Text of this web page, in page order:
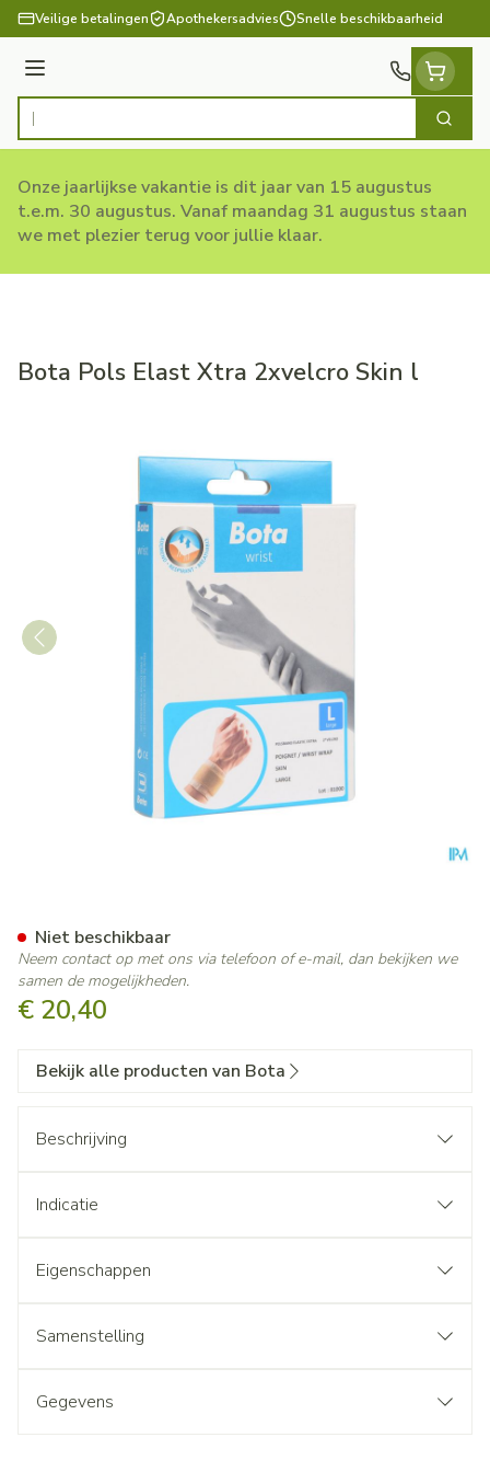
Ga naar de inhoud
Veilige betalingen Apothekersadvies Snelle beschikbaarheid
Menu
Product, merk, categorie... Zoek
Onze jaarlijkse vakantie is dit jaar van 15 augustus
t.e.m. 30 augustus. Vanaf maandag 31 augustus staan
we met plezier terug voor jullie klaar.
Bota Pols Elast Xtra 2xvelcro Skin l
€ 20,40
Niet beschikbaar
Neem contact op met ons via telefoon of e-mail, dan bekijken we
samen de mogelijkheden.
Bekijk alle producten van Bota
Beschrijving
Indicatie
Eigenschappen
Samenstelling
Gegevens